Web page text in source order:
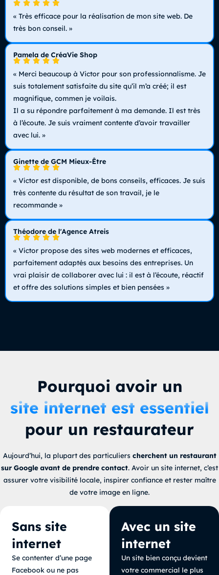
« Très efficace pour la réalisation de mon site web. De
très bon conseil. »
Pamela de CréaVie Shop
« Merci beaucoup à Victor pour son professionnalisme. Je
suis totalement satisfaite du site qu’il m’a créé; il est
magnifique, commen je voilais.
Il a su répondre parfaitement à ma demande. Il est très
à l’écoute. Je suis vraiment contente d’avoir travailler
avec lui. »
Ginette de GCM Mieux-Être
« Victor est disponible, de bons conseils, efficaces. Je suis
très contente du résultat de son travail, je le
recommande »
Théodore de l'Agence Atreis
« Victor propose des sites web modernes et efficaces,
parfaitement adaptés aux besoins des entreprises. Un
vrai plaisir de collaborer avec lui : il est à l’écoute, réactif
et offre des solutions simples et bien pensées »
Pourquoi avoir un
site internet est essentiel
pour un restaurateur
Aujourd’hui, la plupart des particuliers cherchent un restaurant
sur Google avant de prendre contact. Avoir un site internet, c’est
assurer votre visibilité locale, inspirer confiance et rester maître
de votre image en ligne.
Sans site
internet
Se contenter d’une page
Facebook ou ne pas
Avec un site
internet
Un site bien conçu devient
votre commercial le plus